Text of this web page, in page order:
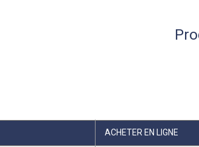
ACHETER EN LIGNE